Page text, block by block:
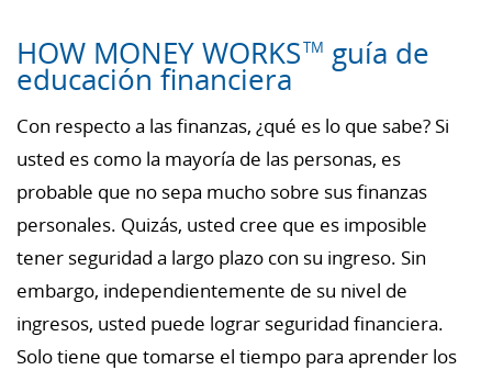
HOW MONEY WORKSTM guía de
educación financiera
Con respecto a las finanzas, ¿qué es lo que sabe? Si
usted es como la mayoría de las personas, es
probable que no sepa mucho sobre sus finanzas
personales. Quizás, usted cree que es imposible
tener seguridad a largo plazo con su ingreso. Sin
embargo, independientemente de su nivel de
ingresos, usted puede lograr seguridad financiera.
Solo tiene que tomarse el tiempo para aprender los